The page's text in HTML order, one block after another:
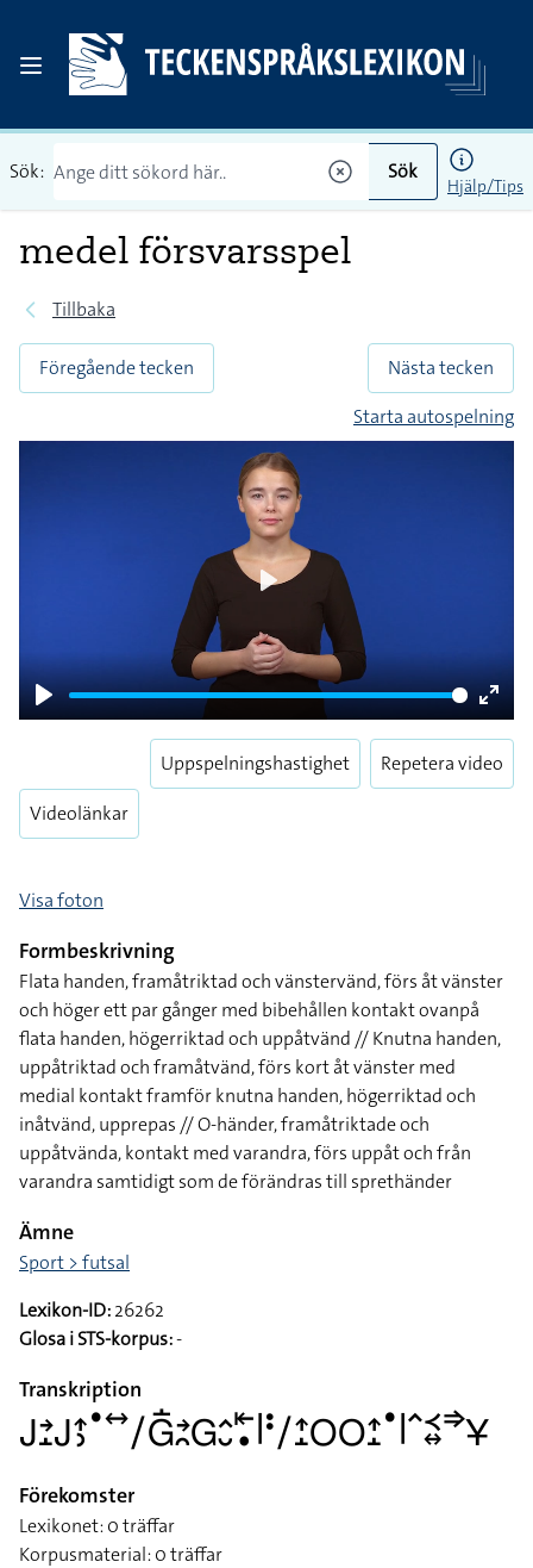
Sök: Sök
Hjälp/Tips
medel försvarsspel
Tillbaka
Föregående tecken
Nästa tecken
Starta autospelning
Play
Enter
Videolänkar
Uppspelningshastighet Repetera video
Visa foton
Formbeskrivning
Flata handen, framåtriktad och vänstervänd, förs åt vänster
och höger ett par gånger med bibehållen kontakt ovanpå
flata handen, högerriktad och uppåtvänd // Knutna handen,
uppåtriktad och framåtvänd, förs kort åt vänster med
medial kontakt framför knutna handen, högerriktad och
inåtvänd, upprepas // O-händer, framåtriktade och
uppåtvända, kontakt med varandra, förs uppåt och från
varandra samtidigt som de förändras till sprethänder
Ämne
Sport > futsal
Lexikon-ID:26262
Glosa i STS-korpus:-
Transkription
􌤢􌥔􌤸􌤢􌤴􌤶􌤟􌥤􌥠􌤦􌥛􌥔􌥘􌤦􌤵􌤷􌥩􌥡􌥼􌥻􌥠􌤴􌤸􌥆􌥆􌤴􌤸􌤟􌥼􌥦􌥹􌦉􌦆􌥃
Förekomster
Lexikonet: 0 träffar
Korpusmaterial: 0 träffar